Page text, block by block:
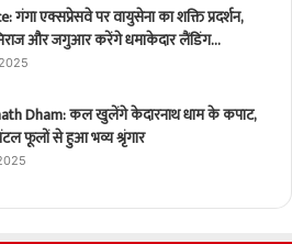
गंगा एक्सप्रेसवे पर वायुसेना का शक्ति प्रदर्शन,
और जगुआर करेंगे धमाकेदार लैंडिंग…
Dham: कल खुलेंगे केदारनाथ धाम के कपाट,
फूलों से हुआ भव्य श्रृंगार